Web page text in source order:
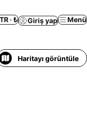
TR · ₺ Giriş yap Menü
Otopark Tatil Köyü
Haritayı görüntüle